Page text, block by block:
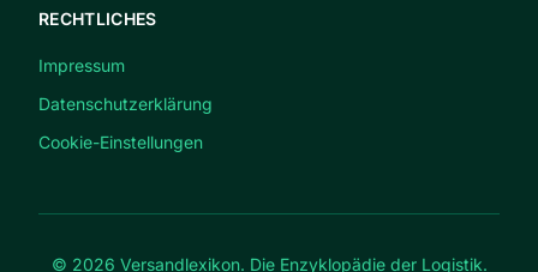
RECHTLICHES
Impressum
Datenschutzerklärung
Cookie-Einstellungen
© 2026 Versandlexikon. Die Enzyklopädie der Logistik.